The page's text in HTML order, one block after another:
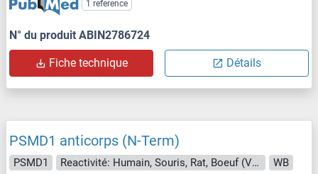
1 reference
N° du produit ABIN2786724
Fiche technique Détails
PSMD1 anticorps (N-Term)
PSMD1 Reactivité: Humain, Souris, Rat, Boeuf (Vache), Chien, Cheval, Poisson zèbre (Danio rerio), Cobaye, Lapin, Porc
WB